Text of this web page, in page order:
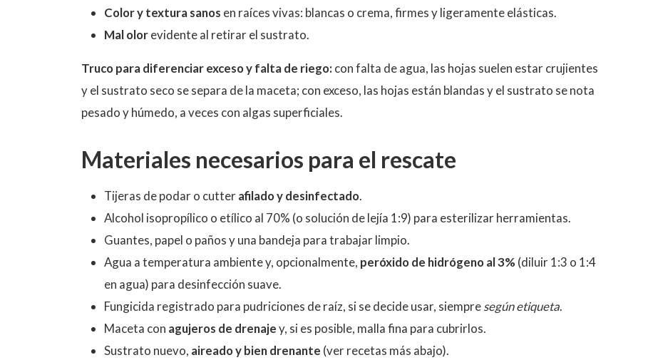
Color y textura sanos en raíces vivas: blancas o crema, firmes y ligeramente elásticas.
Mal olorevidente al retirar el sustrato.
Truco para diferenciar exceso y falta de riego: con falta de agua, las hojas suelen estar crujientes
y el sustrato seco se separa de la maceta; con exceso, las hojas están blandas y el sustrato se nota
pesado y húmedo, a veces con algas superficiales.
Materiales necesarios para el rescate
Tijeras de podar o cutterafilado y desinfectado.
Alcohol isopropílico o etílico al 70% (o solución de lejía 1:9) para esterilizar herramientas.
Guantes, papel o paños y una bandeja para trabajar limpio.
Agua a temperatura ambiente y, opcionalmente, peróxido de hidrógeno al 3% (diluir 1:3 o 1:4
en agua) para desinfección suave.
Fungicida registrado para pudriciones de raíz, si se decide usar, siempresegún etiqueta.
Maceta con agujeros de drenajey, si es posible, malla fina para cubrirlos.
Sustrato nuevo, aireado y bien drenante (ver recetas más abajo).